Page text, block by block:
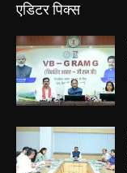
एडिटर पिक्स